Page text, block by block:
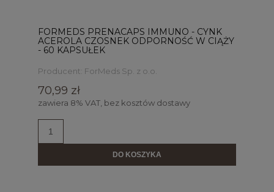
FORMEDS PRENACAPS IMMUNO - CYNK
ACEROLA CZOSNEK ODPORNOŚĆ W CIĄŻY
- 60 KAPSUŁEK
Producent: ForMeds Sp. z o.o.
70,99 zł
zawiera 8% VAT, bez kosztów dostawy
DO KOSZYKA